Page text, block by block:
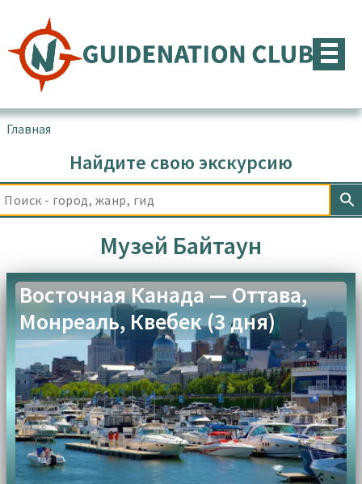
содержимому
Главная
Найдите свою экскурсию
Музей Байтаун
Восточная Канада — Оттава,
Монреаль, Квебек (3 дня)